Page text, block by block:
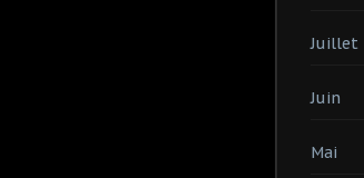
Juillet
Juin
Mai